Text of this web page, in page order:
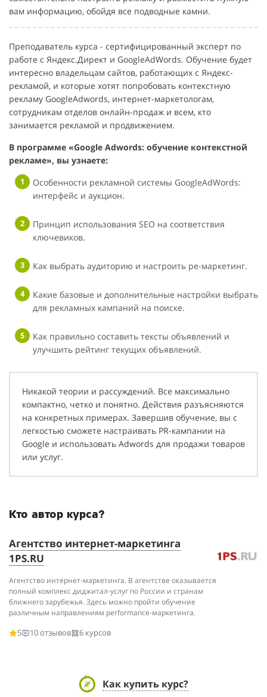
вам информацию, обойдя все подводные камни.
Преподаватель курса - сертифицированный эксперт по
работе с Яндекс.Директ и GoogleAdWords. Обучение будет
интересно владельцам сайтов, работающих с Яндекс-
рекламой, и которые хотят попробовать контекстную
рекламу GoogleAdwords, интернет-маркетологам,
сотрудникам отделов онлайн-продаж и всем, кто
занимается рекламой и продвижением.
В программе «Google Adwords: обучение контекстной
рекламе», вы узнаете:
Особенности рекламной системы GoogleAdWords:
интерфейс и аукцион.
Принцип использования SEO на соответствия
ключевиков.
Как выбрать аудиторию и настроить ре-маркетинг.
Какие базовые и дополнительные настройки выбрать
для рекламных кампаний на поиске.
Как правильно составить тексты объявлений и
улучшить рейтинг текущих объявлений.
Никакой теории и рассуждений. Все максимально
компактно, четко и понятно. Действия разъясняются
на конкретных примерах. Завершив обучение, вы с
легкостью сможете настраивать PR-кампании на
Google и использовать Adwords для продажи товаров
или услуг.
Кто автор курса?
Агентство интернет-маркетинга
1PS.RU
Агентство интернет-маркетинга. В агентстве оказывается
полный комплекс диджитал-услуг по России и странам
ближнего зарубежья. Здесь можно пройти обучение
различным направлениям performance-маркетинга.
5
10 отзывов 6 курсов
Как купить курс?